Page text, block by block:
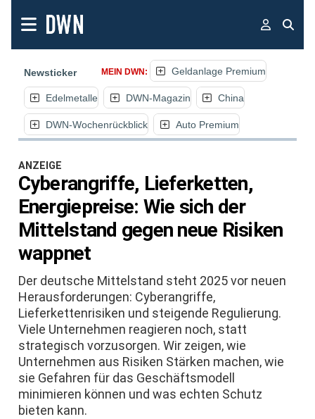
Newsticker MEIN DWN: Geldanlage Premium
Edelmetalle DWN-Magazin China
DWN-Wochenrückblick Auto Premium
ANZEIGE
Cyberangriffe, Lieferketten,
Energiepreise: Wie sich der
Mittelstand gegen neue Risiken
wappnet
Der deutsche Mittelstand steht 2025 vor neuen
Herausforderungen: Cyberangriffe,
Lieferkettenrisiken und steigende Regulierung.
Viele Unternehmen reagieren noch, statt
strategisch vorzusorgen. Wir zeigen, wie
Unternehmen aus Risiken Stärken machen, wie
sie Gefahren für das Geschäftsmodell
minimieren können und was echten Schutz
bieten kann.